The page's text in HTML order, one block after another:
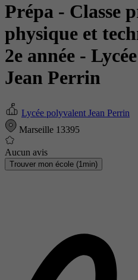
Prépa - Classe
physique et
2e année -
Jean Perrin
Lycée polyvalent Jean Perrin
Marseille 13395
Aucun avis
Trouver mon école (1min)